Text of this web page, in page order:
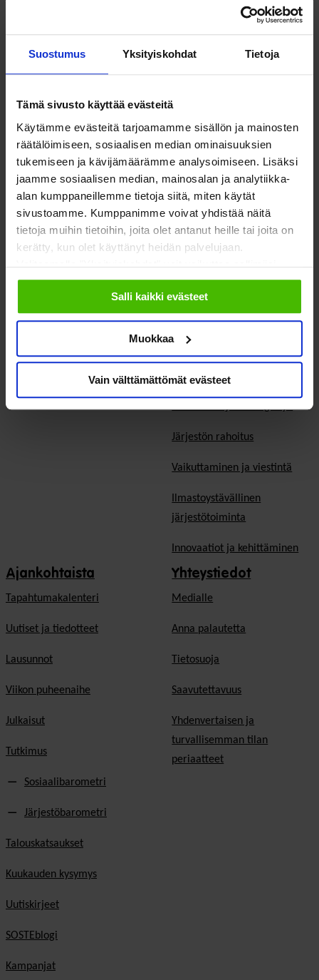
Suostumus Yksityiskohdat Tietoja
Tämä sivusto käyttää evästeitä
Käytämme evästeitä tarjoamamme sisällön ja mainosten
räätälöimiseen, sosiaalisen median ominaisuuksien
tukemiseen ja kävijämäärämme analysoimiseen. Lisäksi
jaamme sosiaalisen median, mainosalan ja analytiikka-
alan kumppaneillemme tietoja siitä, miten käytät
sivustoamme. Kumppanimme voivat yhdistää näitä
tietoja muihin tietoihin, joita olet antanut heille tai joita on
kerätty, kun olet käyttänyt heidän palvelujaan.
Valitsemalla "Yksityiskohdat" voit vaikuttaa sallimiisi
evästeisiin.
Salli kaikki evästeet
Muokkaa
Vain välttämättömät evästeet
På Svenska
Sosiaali- ja terveyspalvelut
Toimeentulo
Ilmastonmuutos
EU & kansainvälinen työ
Vaalit
Eduskuntavaalit
Kunta- ja aluevaalit
Europarlamenttivaalit
Tietoa järjestöistä
Sosiaali- ja terveysjärjestöt
palvelutoiminta
Teemapäivät
Jäsenjärjestöille
Jäsen­edut ja -palvelut
Järjestön hyvä hallinto
Vaikuttavuus järjestöissä
Ennakointi- ja strategiatyö
Järjestön rahoitus
Vaikuttaminen ja viestintä
Ilmastoystävällinen
järjestötoiminta
Innovaatiot ja kehittäminen
Ajankohtaista
Tapahtumakalenteri
Uutiset ja tiedotteet
Lausunnot
Viikon puheenaihe
Julkaisut
Tutkimus
Sosiaalibarometri
Järjestöbarometri
Talouskatsaukset
Kuukauden kysymys
Uutiskirjeet
SOSTEblogi
Kampanjat
Yhteystiedot
Medialle
Anna palautetta
Tietosuoja
Saavutettavuus
Yhdenvertaisen ja
turvallisemman tilan
periaatteet